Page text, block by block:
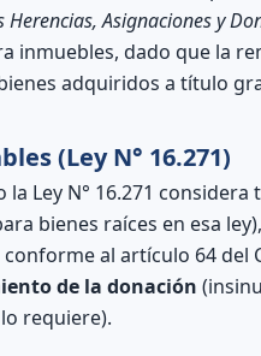
Asignaciones y
inmuebles, dado que la
adquiridos a título
(Ley N° 16.271)
Ley N° 16.271 considera
bienes raíces en esa
al artículo 64 del
de la donación
requiere).